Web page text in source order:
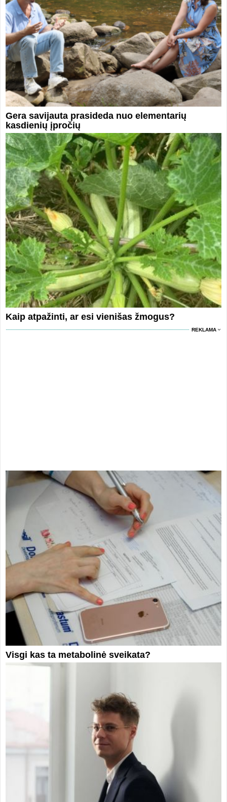
Gera savijauta prasideda nuo elementarių
kasdienių įpročių
Kaip atpažinti, ar esi vienišas žmogus?
REKLAMA
Visgi kas ta metabolinė sveikata?